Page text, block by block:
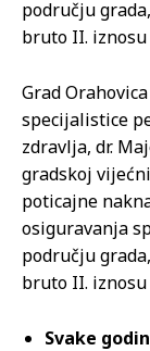
području
bruto II. iznosu
Grad
specijalistice
zdravlja, dr.
gradskoj
poticajne
osiguravanja
području
bruto II. iznosu
Svake